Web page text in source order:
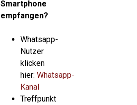
Smartphone
empfangen?
Whatsapp-
Nutzer
klicken
hier: Whatsapp-
Kanal
Treffpunkt